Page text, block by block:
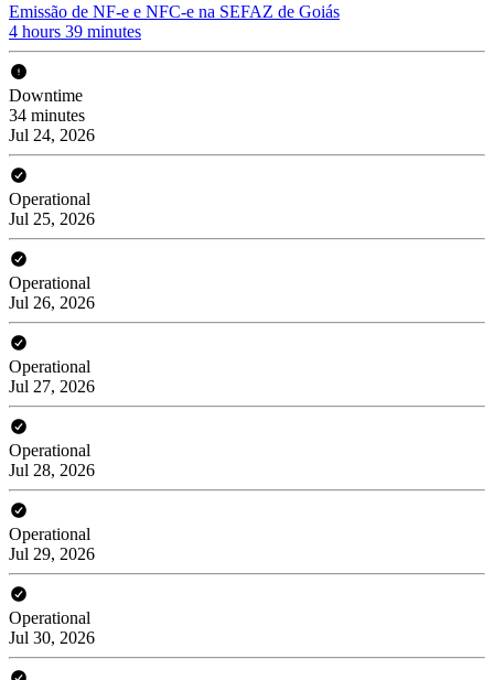
Emissão de NF-e e NFC-e na SEFAZ de Goiás
4 hours 39 minutes
Downtime
34 minutes
Jul 24, 2026
Operational
Jul 25, 2026
Operational
Jul 26, 2026
Operational
Jul 27, 2026
Operational
Jul 28, 2026
Operational
Jul 29, 2026
Operational
Jul 30, 2026